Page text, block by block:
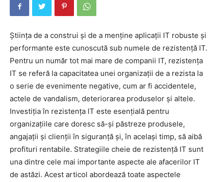
Știința de a construi și de a menține aplicații IT robuste și
performante este cunoscută sub numele de rezistență IT.
Pentru un număr tot mai mare de companii IT, rezistența
IT se referă la capacitatea unei organizații de a rezista la
o serie de evenimente negative, cum ar fi accidentele,
actele de vandalism, deteriorarea produselor și altele.
Investiția în rezistența IT este esențială pentru
organizațiile care doresc să-și păstreze produsele,
angajații și clienții în siguranță și, în același timp, să aibă
profituri rentabile. Strategiile cheie de rezistență IT sunt
una dintre cele mai importante aspecte ale afacerilor IT
de astăzi. Acest articol abordează toate aspectele